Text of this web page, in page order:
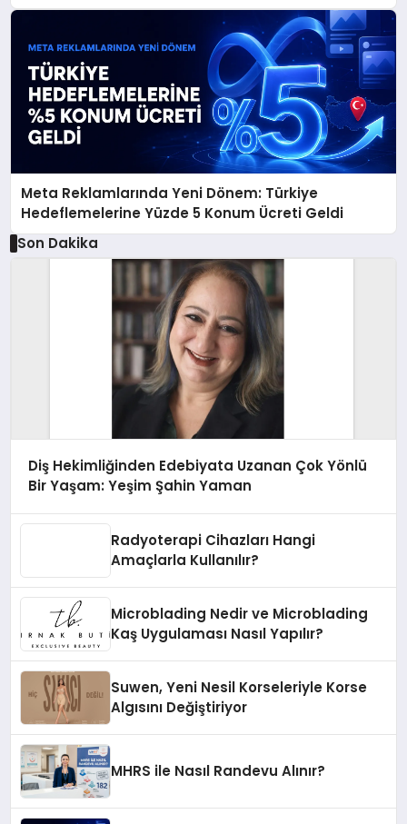
Meta Reklamlarında Yeni Dönem: Türkiye
Hedeflemelerine Yüzde 5 Konum Ücreti Geldi
Son Dakika
Diş Hekimliğinden Edebiyata Uzanan Çok Yönlü
Bir Yaşam: Yeşim Şahin Yaman
Radyoterapi Cihazları Hangi
Amaçlarla Kullanılır?
Microblading Nedir ve Microblading
Kaş Uygulaması Nasıl Yapılır?
Suwen, Yeni Nesil Korseleriyle Korse
Algısını Değiştiriyor
MHRS ile Nasıl Randevu Alınır?